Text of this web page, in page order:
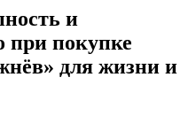
и
при покупке
для жизни и